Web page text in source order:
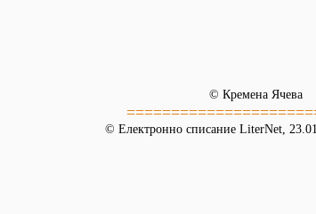
© Кремена Ячева
© Електронно списание LiterNet,